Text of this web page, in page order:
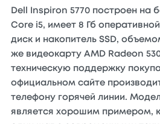
Dell Inspiron 5770 построен на
Core i5, имеет 8 Гб
диск и накопитель SSD,
же видеокарту AMD Radeon
техническую поддержку
официальном сайте
телефону горячей линии.
является хорошим примером,